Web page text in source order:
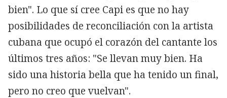
bien". Lo que sí cree Capi es que no hay
posibilidades de reconciliación con la artista
cubana que ocupó el corazón del cantante los
últimos tres años: "Se llevan muy bien. Ha
sido una historia bella que ha tenido un final,
pero no creo que vuelvan".